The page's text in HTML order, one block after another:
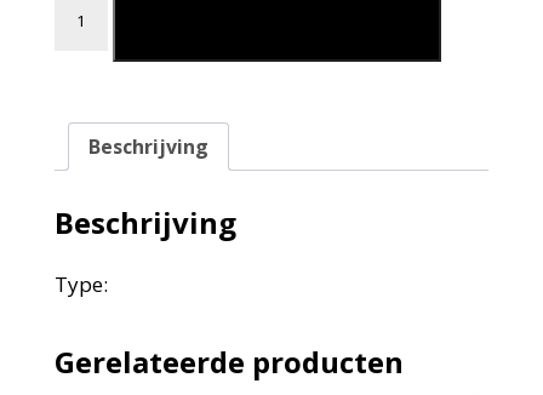
Beschrijving
Beschrijving
Type:
Gerelateerde producten